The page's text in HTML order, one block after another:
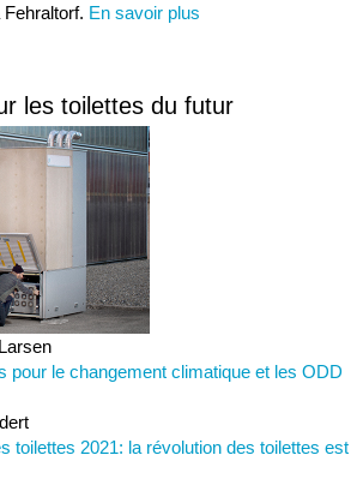
Fehraltorf. En savoir plus
les toilettes du futur
pour le changement climatique et les ODD
toilettes 2021: la révolution des toilettes est